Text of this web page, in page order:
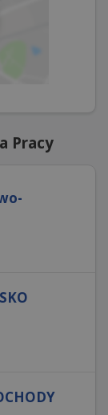
Pracy